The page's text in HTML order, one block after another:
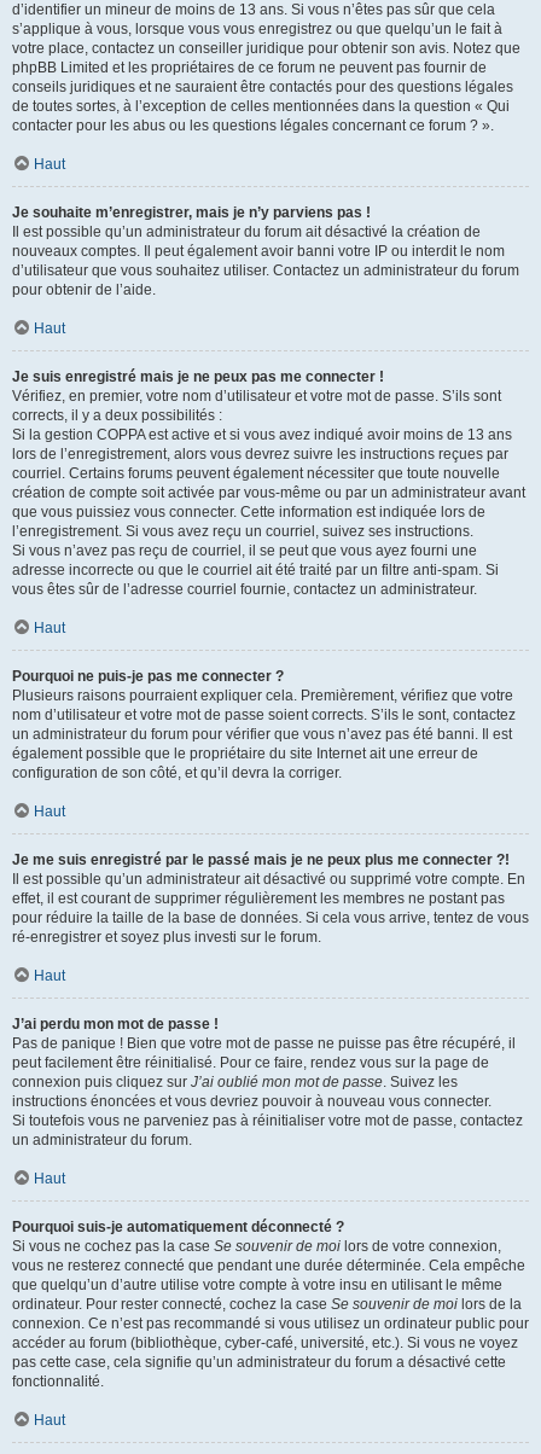
d’identifier un mineur de moins de 13 ans. Si vous n’êtes pas sûr que cela
s’applique à vous, lorsque vous vous enregistrez ou que quelqu’un le fait à
votre place, contactez un conseiller juridique pour obtenir son avis. Notez que
phpBB Limited et les propriétaires de ce forum ne peuvent pas fournir de
conseils juridiques et ne sauraient être contactés pour des questions légales
de toutes sortes, à l’exception de celles mentionnées dans la question « Qui
contacter pour les abus ou les questions légales concernant ce forum ? ».
Haut
Je souhaite m’enregistrer, mais je n’y parviens pas !
Il est possible qu’un administrateur du forum ait désactivé la création de
nouveaux comptes. Il peut également avoir banni votre IP ou interdit le nom
d’utilisateur que vous souhaitez utiliser. Contactez un administrateur du forum
pour obtenir de l’aide.
Haut
Je suis enregistré mais je ne peux pas me connecter !
Vérifiez, en premier, votre nom d’utilisateur et votre mot de passe. S’ils sont
corrects, il y a deux possibilités :
Si la gestion COPPA est active et si vous avez indiqué avoir moins de 13 ans
lors de l’enregistrement, alors vous devrez suivre les instructions reçues par
courriel. Certains forums peuvent également nécessiter que toute nouvelle
création de compte soit activée par vous-même ou par un administrateur avant
que vous puissiez vous connecter. Cette information est indiquée lors de
l’enregistrement. Si vous avez reçu un courriel, suivez ses instructions.
Si vous n’avez pas reçu de courriel, il se peut que vous ayez fourni une
adresse incorrecte ou que le courriel ait été traité par un filtre anti-spam. Si
vous êtes sûr de l’adresse courriel fournie, contactez un administrateur.
Haut
Pourquoi ne puis-je pas me connecter ?
Plusieurs raisons pourraient expliquer cela. Premièrement, vérifiez que votre
nom d’utilisateur et votre mot de passe soient corrects. S’ils le sont, contactez
un administrateur du forum pour vérifier que vous n’avez pas été banni. Il est
également possible que le propriétaire du site Internet ait une erreur de
configuration de son côté, et qu’il devra la corriger.
Haut
Je me suis enregistré par le passé mais je ne peux plus me connecter ?!
Il est possible qu’un administrateur ait désactivé ou supprimé votre compte. En
effet, il est courant de supprimer régulièrement les membres ne postant pas
pour réduire la taille de la base de données. Si cela vous arrive, tentez de vous
ré-enregistrer et soyez plus investi sur le forum.
Haut
J’ai perdu mon mot de passe !
Pas de panique ! Bien que votre mot de passe ne puisse pas être récupéré, il
peut facilement être réinitialisé. Pour ce faire, rendez vous sur la page de
connexion puis cliquez sur J’ai oublié mon mot de passe. Suivez les
instructions énoncées et vous devriez pouvoir à nouveau vous connecter.
Si toutefois vous ne parveniez pas à réinitialiser votre mot de passe, contactez
un administrateur du forum.
Haut
Pourquoi suis-je automatiquement déconnecté ?
Si vous ne cochez pas la case Se souvenir de moi lors de votre connexion,
vous ne resterez connecté que pendant une durée déterminée. Cela empêche
que quelqu’un d’autre utilise votre compte à votre insu en utilisant le même
ordinateur. Pour rester connecté, cochez la case Se souvenir de moi lors de la
connexion. Ce n’est pas recommandé si vous utilisez un ordinateur public pour
accéder au forum (bibliothèque, cyber-café, université, etc.). Si vous ne voyez
pas cette case, cela signifie qu’un administrateur du forum a désactivé cette
fonctionnalité.
Haut